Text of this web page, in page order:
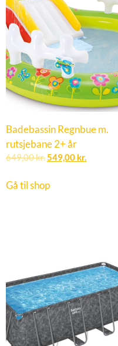
Badebassin Regnbue m.
rutsjebane 2+ år
649,00kr.549,00 kr.
Gå til shop